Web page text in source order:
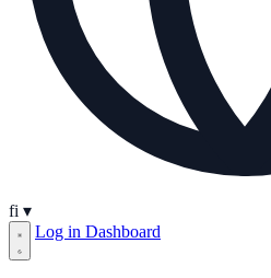
fi ▾
Log in Dashboard